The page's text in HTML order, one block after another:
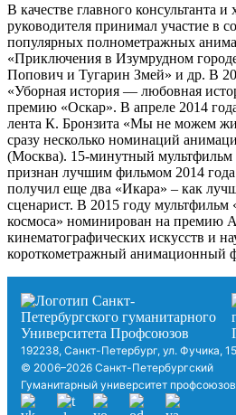
В качестве главного консультанта и
руководителя принимал участие в
популярных полнометражных
«Приключения в Изумрудном
Попович и Тугарин Змей» и др. В
«Уборная история — любовная
премию «Оскар». В апреле 2014
лента К. Бронзита «Мы не можем
сразу несколько номинаций
(Москва). 15-минутный мультфильм
признан лучшим фильмом 2014
получил еще два «Икара» – как
сценарист. В 2015 году
космоса» номинирован на премию
кинематографических искусств и
короткометражный анимационный
192238, Санкт-Петербург, ул. Фучика, 15
© 2006–2026 Санкт-Петербургский
Гуманитарный университет